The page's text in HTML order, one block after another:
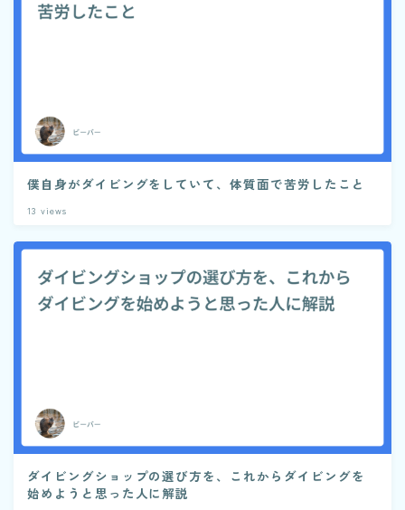
僕自身がダイビングをしていて、体質面で苦労したこと
13 views
ダイビングショップの選び方を、これからダイビングを
始めようと思った人に解説